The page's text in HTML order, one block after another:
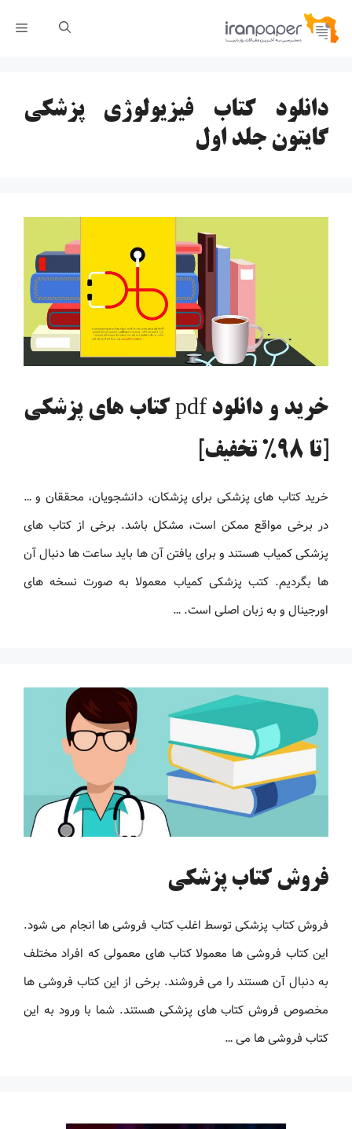
پرش
دانلود کتاب فیزیولوژی پزشکی
گایتون جلد اول
خرید و دانلود pdf کتاب های پزشکی
[تا 98% تخفیف]
خرید کتاب های پزشکی برای پزشکان، دانشجویان، محققان و …
در برخی مواقع ممکن است، مشکل باشد. برخی از کتاب های
پزشکی کمیاب هستند و برای یافتن آن ها باید ساعت ها دنبال آن
ها بگردیم. کتب پزشکی کمیاب معمولا به صورت نسخه های
اورجینال و به زبان اصلی است. …
فروش کتاب پزشکی
فروش کتاب پزشکی توسط اغلب کتاب فروشی ها انجام می شود.
این کتاب فروشی ها معمولا کتاب های معمولی که افراد مختلف
به دنبال آن هستند را می فروشند. برخی از این کتاب فروشی ها
مخصوص فروش کتاب های پزشکی هستند. شما با ورود به این
کتاب فروشی ها می …